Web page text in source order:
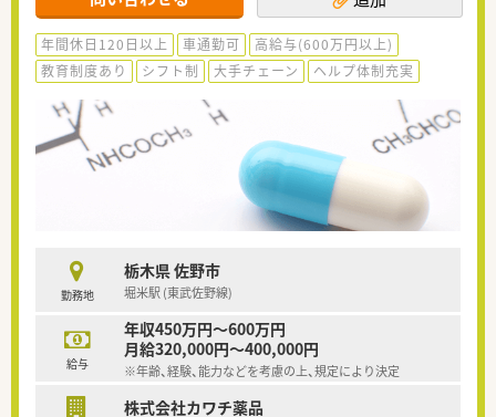
年間休日120日以上 車通勤可
高給与(600万円以上)
教育制度あり
シフト制 大手チェーン ヘルプ体制充実
勤務地
栃木県 佐野市
堀米駅 (東武佐野線)
給与
年収450万円～600万円
月給320,000円～400,000円
※年齢、経験、能力などを考慮の上、規定により決定
株式会社カワチ薬品